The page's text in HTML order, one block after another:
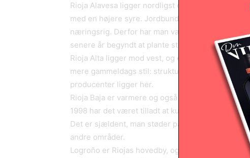
Rioja Alavesa ligger nordligst og har det
med en højere syre. Jordbunden er meget
næringsrig. Derfor har man været nødt til at
senere år begyndt at plante stokkene som
Rioja Alta ligger mod vest, og en del af området
mere gammeldags stil: struktur og høje syre.
producenter ligger her.
Rioja Baja er varmere og også mere tørt. Tørke
1998 har det været tilladt at kunstvande. Vinene
Det er sjældent, man støder på vine alene fra
andre områder.
Logroño er Riojas hovedby, og her er en række